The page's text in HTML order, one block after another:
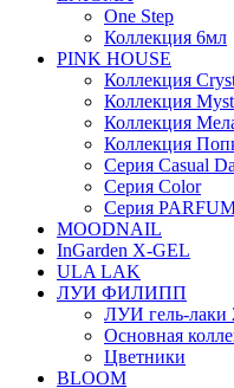
One Step
Коллекция 6мл
PINK HOUSE
Коллекция
Коллекция
Коллекция
Коллекция
Серия Casual
Серия Color
Серия
MOODNAIL
InGarden X-GEL
ULA LAK
ЛУИ ФИЛИПП
ЛУИ гель-лаки
Основная
Цветники
BLOOM